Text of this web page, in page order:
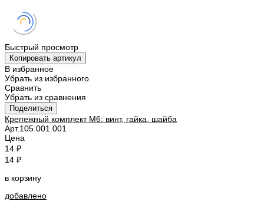
Быстрый просмотр
Копировать артикул
В избранное
Убрать из избранного
Сравнить
Убрать из сравнения
Поделиться
Крепежный комплект M6: винт, гайка, шайба
Арт.105.001.001
Цена
14 ₽
14 ₽
в корзину
добавлено